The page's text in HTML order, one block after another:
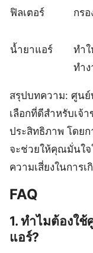
ฟิลเตอร์
กร
น้ำยาแอร์
ทำ
ทำ
สรุปบทความ: ศูนย์
เลือกที่ดีสำหรับเจ้
ประสิทธิภาพ โดย
จะช่วยให้คุณมั่นใจ
ความเสี่ยงในการ
FAQ
1. ทำไมต้องใ
แอร์?